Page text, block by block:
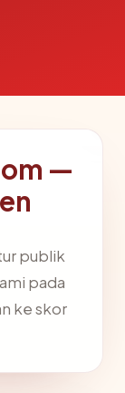
—
publik
pada
ke skor